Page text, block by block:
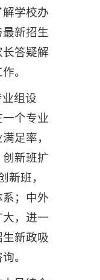
学校办
新招生
答疑解
。
组设
个专业
足率，
新班扩
班，
；中外
，进一
新政吸
。